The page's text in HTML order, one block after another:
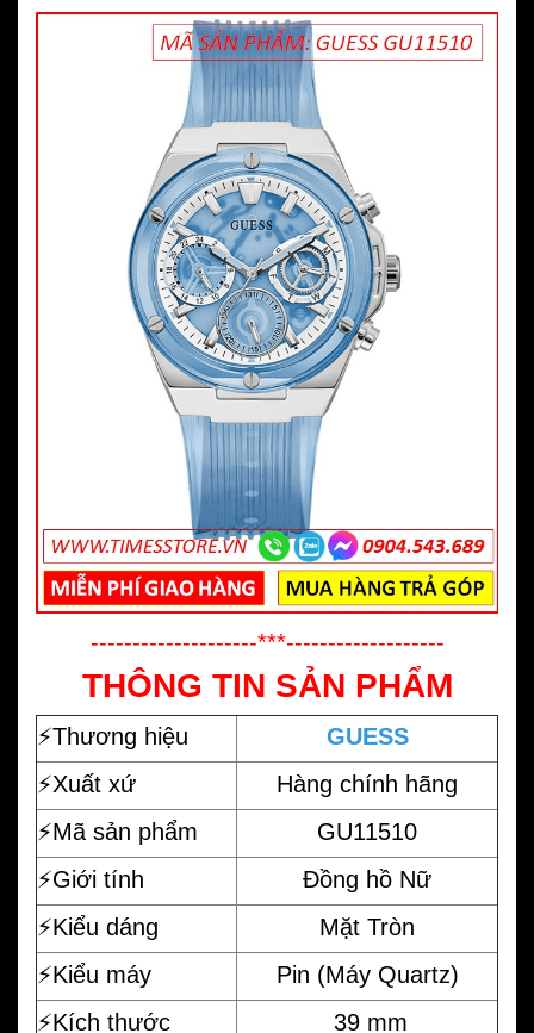
--------------------***-------------------
THÔNG TIN SẢN PHẨM
⚡️Thương hiệu
GUESS
⚡️Xuất xứ
Hàng chính hãng
⚡️Mã sản phẩm
GU11510
⚡️Giới tính
Đồng hồ Nữ
⚡️Kiểu dáng
Mặt Tròn
⚡️Kiểu máy
Pin (Máy Quartz)
⚡️Kích thước
39 mm